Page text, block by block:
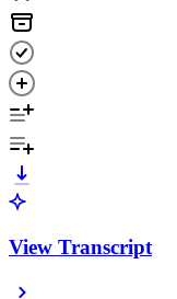
View Transcript